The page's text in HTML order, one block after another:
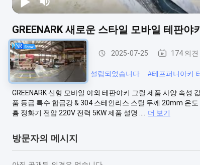
GREENARK 새로운 스타일 모바일 테판야
테프퍼니아키 그릴 표 2025-07-25 174 의견
#테프퍼니아키 그릴에서 설립되었습니다 #테프퍼니아키
GREENARK 신형 모바일 야외 테판야키 그릴 제품 사양 속성
품 등급 특수 합금강 & 304 스테인리스 스틸 두께 20mm 온
흄 정화기 전압 220V 전력 5KW 제품 설명 ....
더 보기
방문자의 메시지